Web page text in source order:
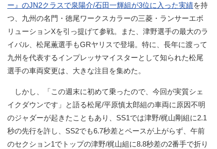
ー』のJN2クラスで泉陽介/石田一輝組が3位に入った実績を持
つ、九州の名門・徳尾ワークスカラーの三菱・ランサーエボ
リューションXを引っ提げて参戦。また、津野選手の最大のラ
イバル、松尾薫選手もGRヤリスで登場。特に、長年に渡って
九州を代表するインプレッサマイスターとして知られた松尾
選手の車両変更は、大きな注目を集めた。
しかし、「この週末に初めて乗ったので、今回が実質シェ
イクダウンです」と語る松尾/平原慎太郎組の車両に原因不明
のジャダーが起きたこともあり、SS1では津野/梶山剛組に2.1
秒の先行を許し、SS2でも6.7秒差とペースが上がらず、午前
のセクション1でトップの津野/梶山組に8.8秒差の2番手で折り